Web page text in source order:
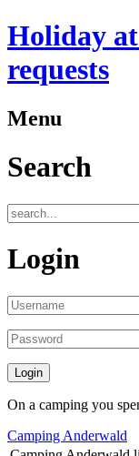
Holiday
requests
Menu
Search
Login
On a camping you
Camping Anderwald